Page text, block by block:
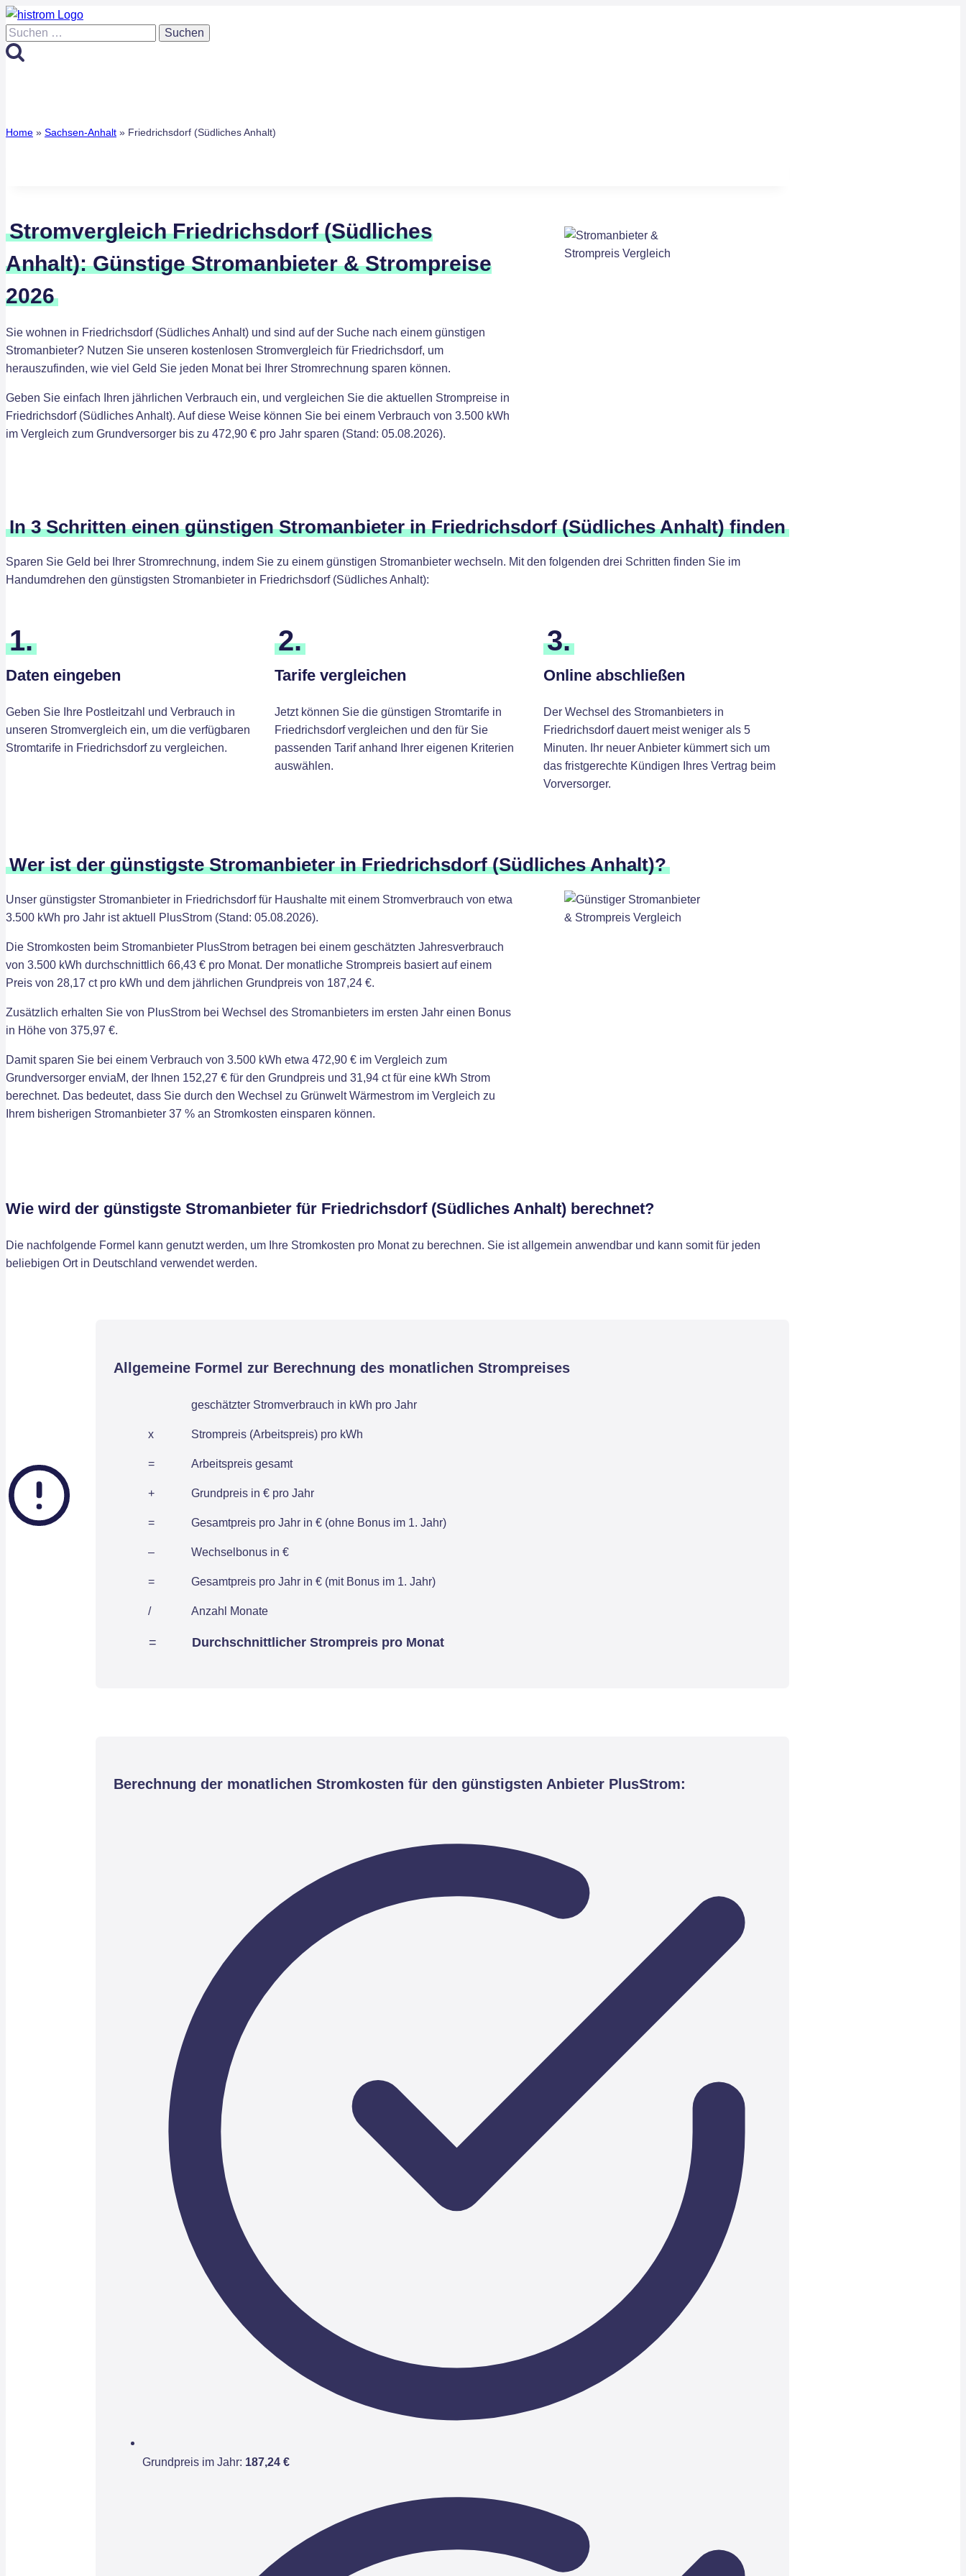
Zum
Inhalt
springen
Suchen
nach:
Home » Sachsen-Anhalt » Friedrichsdorf (Südliches Anhalt)
Stromvergleich Friedrichsdorf (Südliches
Anhalt): Günstige Stromanbieter & Strompreise
2026
Sie wohnen in Friedrichsdorf (Südliches Anhalt) und sind auf der Suche nach einem günstigen
Stromanbieter? Nutzen Sie unseren kostenlosen Stromvergleich für Friedrichsdorf, um
herauszufinden, wie viel Geld Sie jeden Monat bei Ihrer Stromrechnung sparen können.
Geben Sie einfach Ihren jährlichen Verbrauch ein, und vergleichen Sie die aktuellen Strompreise in
Friedrichsdorf (Südliches Anhalt). Auf diese Weise können Sie bei einem Verbrauch von 3.500 kWh
im Vergleich zum Grundversorger bis zu 472,90 € pro Jahr sparen (Stand: 05.08.2026).
In 3 Schritten einen günstigen Stromanbieter in Friedrichsdorf (Südliches Anhalt) finden
Sparen Sie Geld bei Ihrer Stromrechnung, indem Sie zu einem günstigen Stromanbieter wechseln. Mit den folgenden drei Schritten finden Sie im
Handumdrehen den günstigsten Stromanbieter in Friedrichsdorf (Südliches Anhalt):
1.
Daten eingeben
Geben Sie Ihre Postleitzahl und Verbrauch in
unseren Stromvergleich ein, um die verfügbaren
Stromtarife in Friedrichsdorf zu vergleichen.
2.
Tarife vergleichen
Jetzt können Sie die günstigen Stromtarife in
Friedrichsdorf vergleichen und den für Sie
passenden Tarif anhand Ihrer eigenen Kriterien
auswählen.
3.
Online abschließen
Der Wechsel des Stromanbieters in
Friedrichsdorf dauert meist weniger als 5
Minuten. Ihr neuer Anbieter kümmert sich um
das fristgerechte Kündigen Ihres Vertrag beim
Vorversorger.
Wer ist der günstigste Stromanbieter in Friedrichsdorf (Südliches Anhalt)?
Unser günstigster Stromanbieter in Friedrichsdorf für Haushalte mit einem Stromverbrauch von etwa
3.500 kWh pro Jahr ist aktuell PlusStrom (Stand: 05.08.2026).
Die Stromkosten beim Stromanbieter PlusStrom betragen bei einem geschätzten Jahresverbrauch
von 3.500 kWh durchschnittlich 66,43 € pro Monat. Der monatliche Strompreis basiert auf einem
Preis von 28,17 ct pro kWh und dem jährlichen Grundpreis von 187,24 €.
Zusätzlich erhalten Sie von PlusStrom bei Wechsel des Stromanbieters im ersten Jahr einen Bonus
in Höhe von 375,97 €.
Damit sparen Sie bei einem Verbrauch von 3.500 kWh etwa 472,90 € im Vergleich zum
Grundversorger enviaM, der Ihnen 152,27 € für den Grundpreis und 31,94 ct für eine kWh Strom
berechnet. Das bedeutet, dass Sie durch den Wechsel zu Grünwelt Wärmestrom im Vergleich zu
Ihrem bisherigen Stromanbieter 37 % an Stromkosten einsparen können.
Wie wird der günstigste Stromanbieter für Friedrichsdorf (Südliches Anhalt) berechnet?
Die nachfolgende Formel kann genutzt werden, um Ihre Stromkosten pro Monat zu berechnen. Sie ist allgemein anwendbar und kann somit für jeden
beliebigen Ort in Deutschland verwendet werden.
Allgemeine Formel zur Berechnung des monatlichen Strompreises
geschätzter Stromverbrauch in kWh pro Jahr
x Strompreis (Arbeitspreis) pro kWh
= Arbeitspreis gesamt
+ Grundpreis in € pro Jahr
= Gesamtpreis pro Jahr in € (ohne Bonus im 1. Jahr)
– Wechselbonus in €
= Gesamtpreis pro Jahr in € (mit Bonus im 1. Jahr)
/ Anzahl Monate
= Durchschnittlicher Strompreis pro Monat
Berechnung der monatlichen Stromkosten für den günstigsten Anbieter PlusStrom:
Grundpreis im Jahr: 187,24 €